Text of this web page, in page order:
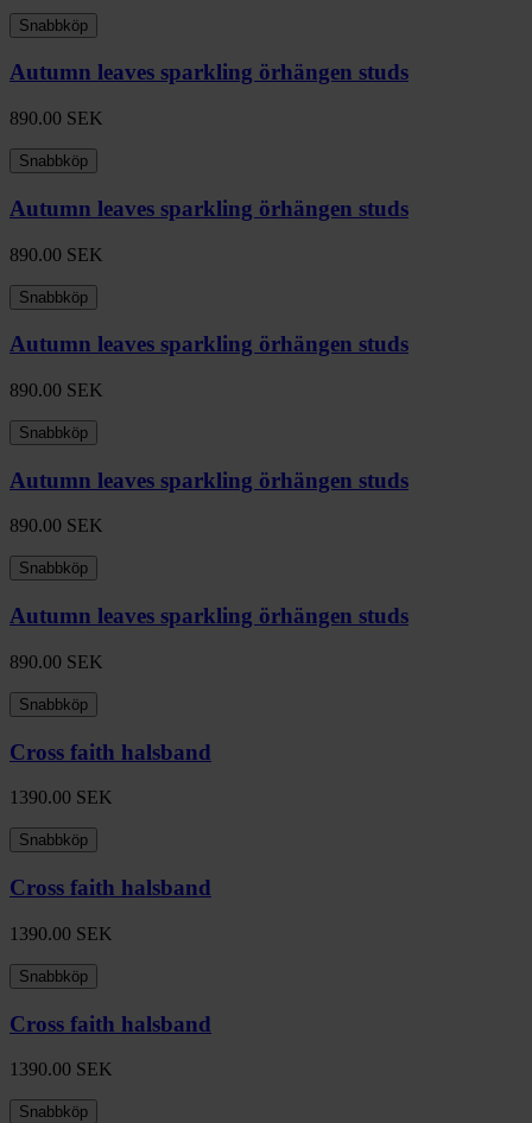
Snabbköp
Autumn leaves sparkling örhängen studs
890.00 SEK
Snabbköp
Autumn leaves sparkling örhängen studs
890.00 SEK
Snabbköp
Autumn leaves sparkling örhängen studs
890.00 SEK
Snabbköp
Autumn leaves sparkling örhängen studs
890.00 SEK
Snabbköp
Autumn leaves sparkling örhängen studs
890.00 SEK
Snabbköp
Cross faith halsband
1390.00 SEK
Snabbköp
Cross faith halsband
1390.00 SEK
Snabbköp
Cross faith halsband
1390.00 SEK
Snabbköp